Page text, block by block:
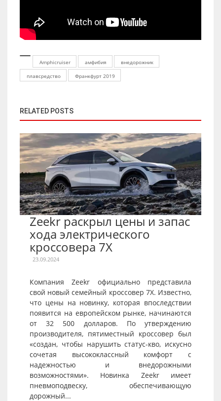
Amphicruiser амфибия
внедорожник
плавсредство
Франкфурт 2019
RELATED POSTS
Zeekr раскрыл цены и запас
хода электрического
кроссовера 7X
23.09.2024
Компания Zeekr официально представила
свой новый семейный кроссовер 7X. Известно,
что цены на новинку, которая впоследствии
появится на европейском рынке, начинаются
от 32 500 долларов. По утверждению
производителя, пятиместный кроссовер был
«создан, чтобы нарушить статус-кво, искусно
сочетая высококлассный комфорт с
надежностью и внедорожными
возможностями». Новинка Zeekr имеет
пневмоподвеску, обеспечивающую
дорожный...